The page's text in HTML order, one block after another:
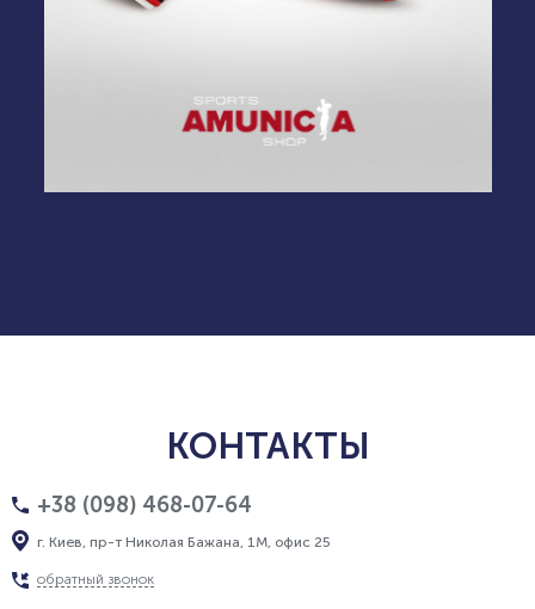
КОНТАКТЫ
+38 (098) 468-07-64
г. Киев, пр-т Николая Бажана, 1М, офис 25
обратный звонок